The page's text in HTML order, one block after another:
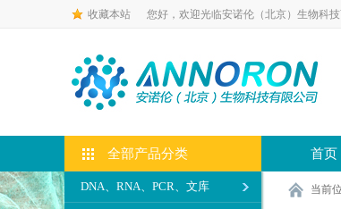
收藏本站 您好，欢迎光临安诺伦（北京）生物科技
全部产品分类
DNA、RNA、PCR、文库
首页
当前